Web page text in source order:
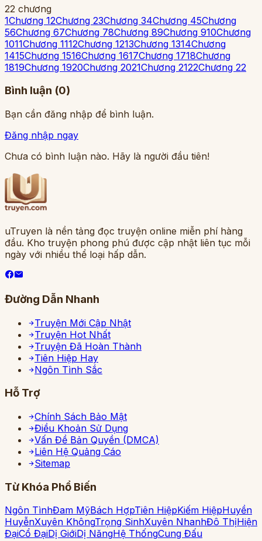
22 chương
1Chương 12Chương 23Chương 34Chương 45Chương
56Chương 67Chương 78Chương 89Chương 910Chương
1011Chương 1112Chương 1213Chương 1314Chương
1415Chương 1516Chương 1617Chương 1718Chương
1819Chương 1920Chương 2021Chương 2122Chương 22
Bình luận (0)
Bạn cần đăng nhập để bình luận.
Đăng nhập ngay
Chưa có bình luận nào. Hãy là người đầu tiên!
uTruyen là nền tảng đọc truyện online miễn phí hàng
đầu. Kho truyện phong phú được cập nhật liên tục mỗi
ngày với nhiều thể loại hấp dẫn.
Đường Dẫn Nhanh
Truyện Mới Cập Nhật
Truyện Hot Nhất
Truyện Đã Hoàn Thành
Tiên Hiệp Hay
Ngôn Tình Sắc
Hỗ Trợ
Chính Sách Bảo Mật
Điều Khoản Sử Dụng
Vấn Đề Bản Quyền (DMCA)
Liên Hệ Quảng Cáo
Sitemap
Từ Khóa Phổ Biến
Ngôn TìnhĐam MỹBách HợpTiên HiệpKiếm HiệpHuyền
HuyễnXuyên KhôngTrọng SinhXuyên NhanhĐô ThịHiện
ĐạiCổ ĐạiDị GiớiDị NăngHệ ThốngCung Đấu